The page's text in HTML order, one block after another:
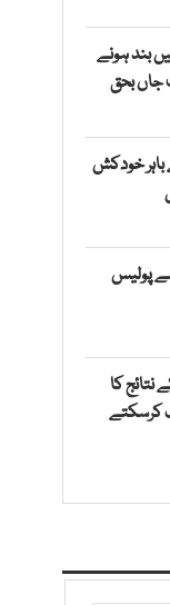
بند ہونے
خودکش
سے پولیس
کا
کرسکتے